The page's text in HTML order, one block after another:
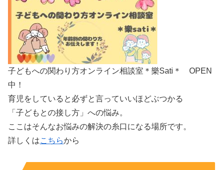
子どもへの関わり方オンライン相談室＊樂Sati＊ OPEN
中！
育児をしていると必ずと言っていいほどぶつかる
「子どもとの接し方」への悩み。
ここはそんなお悩みの解決の糸口になる場所です。
詳しくはこちらから